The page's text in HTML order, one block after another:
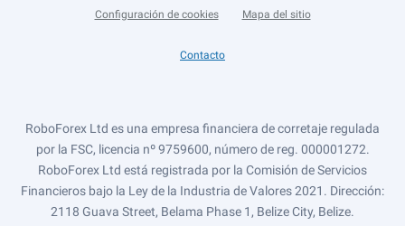
Configuración de cookies Mapa del sitio
Contacto
RoboForex Ltd es una empresa financiera de corretaje regulada
por la FSC, licencia nº 9759600, número de reg. 000001272.
RoboForex Ltd está registrada por la Comisión de Servicios
Financieros bajo la Ley de la Industria de Valores 2021. Dirección:
2118 Guava Street, Belama Phase 1, Belize City, Belize.